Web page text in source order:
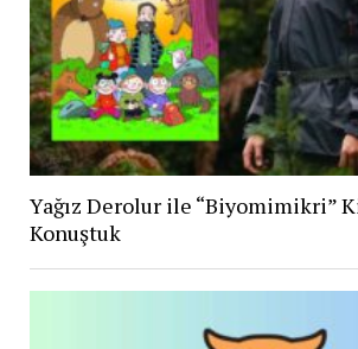
Yağız Derolur ile “Biyomimikri”
Konuştuk